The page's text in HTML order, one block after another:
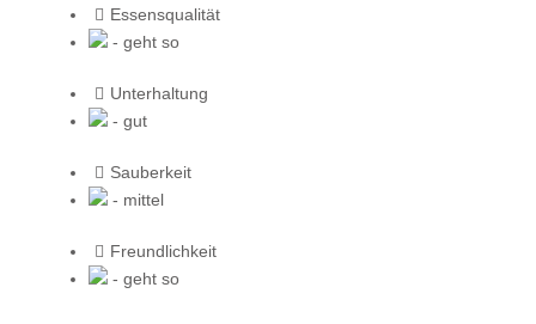
Essensqualität
- geht so
Unterhaltung
- gut
Sauberkeit
- mittel
Freundlichkeit
- geht so